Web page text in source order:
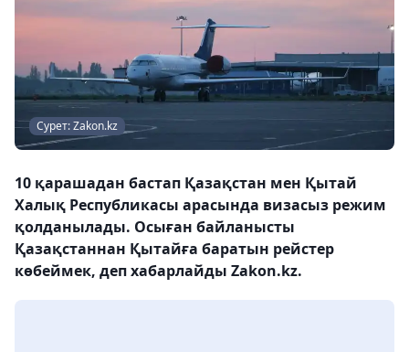
Сурет: Zakon.kz
10 қарашадан бастап Қазақстан мен Қытай
Халық Республикасы арасында визасыз режим
қолданылады. Осыған байланысты
Қазақстаннан Қытайға баратын рейстер
көбеймек, деп хабарлайды Zakon.kz.